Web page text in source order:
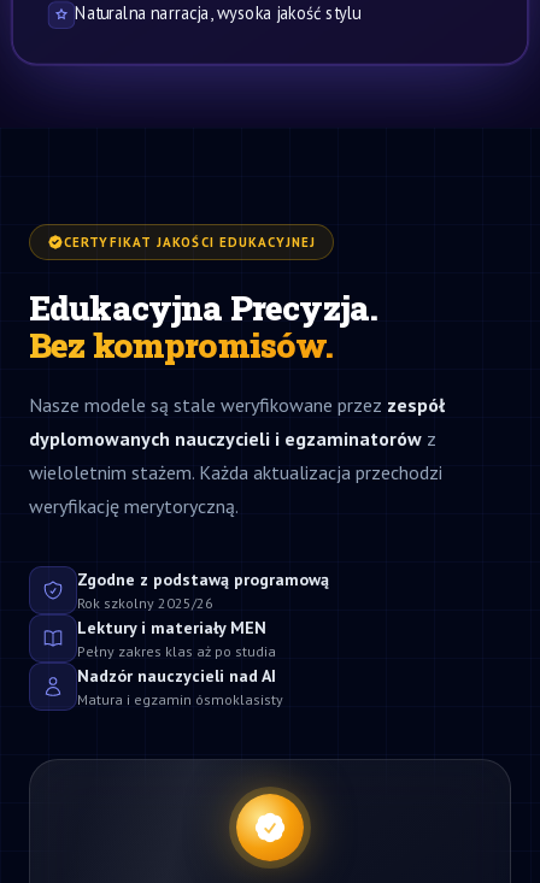
Naturalna narracja, wysoka jakość stylu
CERTYFIKAT JAKOŚCI EDUKACYJNEJ
Edukacyjna Precyzja.
Bez kompromisów.
Nasze modele są stale weryfikowane przez zespół
dyplomowanych nauczycieli i egzaminatorów z
wieloletnim stażem. Każda aktualizacja przechodzi
weryfikację merytoryczną.
Zgodne z podstawą programową
Rok szkolny 2025/26
Lektury i materiały MEN
Pełny zakres klas aż po studia
Nadzór nauczycieli nad AI
Matura i egzamin ósmoklasisty